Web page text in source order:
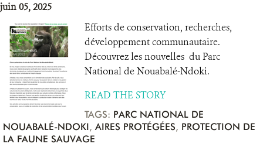
juin 05, 2025
Efforts de conservation, recherches,
développement communautaire.
Découvrez les nouvelles du Parc
National de Nouabalé-Ndoki.
READ THE STORY
TAGS: PARC NATIONAL DE
NOUABALÉ-NDOKI, AIRES PROTÉGÉES, PROTECTION DE
LA FAUNE SAUVAGE